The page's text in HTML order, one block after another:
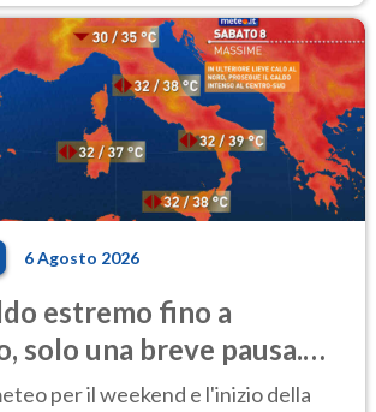
6 Agosto 2026
estremo fino a
solo una breve pausa.
per il weekend e l'inizio della